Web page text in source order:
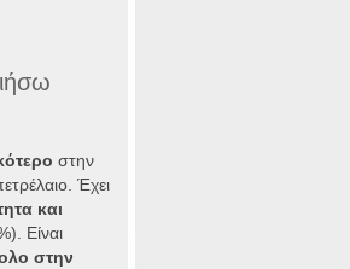
στην
Έχει
και
Είναι
στην